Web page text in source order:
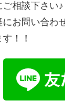
相談下さい
にお問い合わ
！！